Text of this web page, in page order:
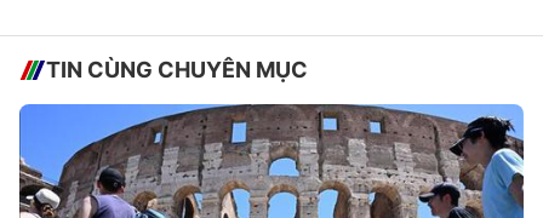
TIN CÙNG CHUYÊN MỤC